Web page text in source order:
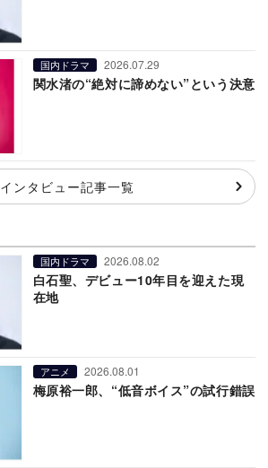
国内ドラマ 2026.07.29
関水渚の“絶対に諦めない”という決意
インタビュー記事一覧
国内ドラマ 2026.08.02
白石聖、デビュー10年目を迎えた現
在地
アニメ 2026.08.01
梅原裕一郎、“低音ボイス”の試行錯誤